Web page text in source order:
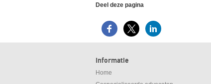
Deel deze pagina
Informatie
Home